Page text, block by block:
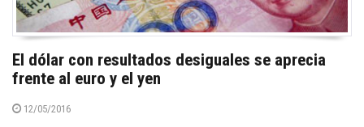
El dólar con resultados desiguales se aprecia
frente al euro y el yen
12/05/2016